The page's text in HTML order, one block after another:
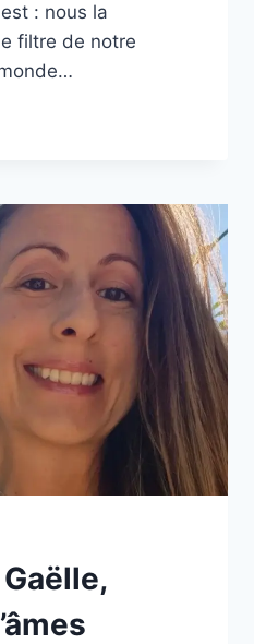
: nous la
filtre de notre